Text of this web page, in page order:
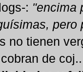
: "encima
pero
no tienen
de